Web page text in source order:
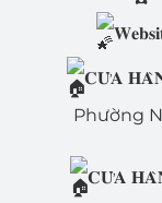
𝐂𝐔̛̉𝐀
Phường
𝐂𝐔̛̉𝐀